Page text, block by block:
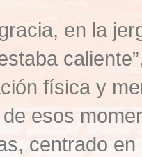
en la
física y
esos
centrado